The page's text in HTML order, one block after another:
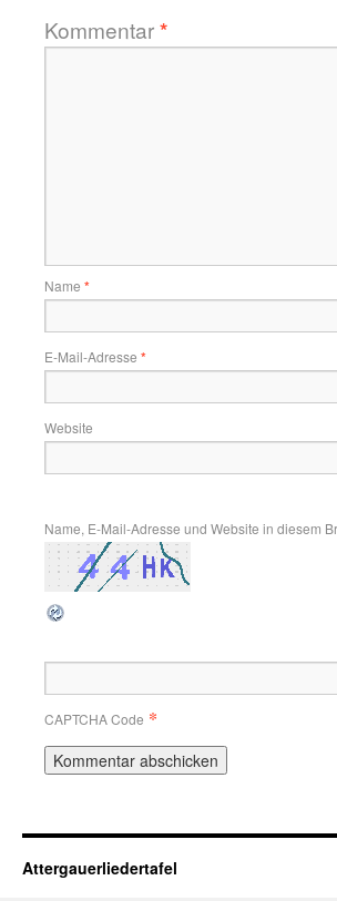
Kommentar*
Name *
E-Mail-Adresse *
Website
Name, E-Mail-Adresse und Website in diesem
CAPTCHA Code *
Attergauerliedertafel